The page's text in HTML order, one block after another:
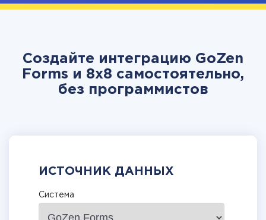
Создайте интеграцию GoZen
Forms и 8x8 самостоятельно,
без программистов
ИСТОЧНИК ДАННЫХ
Система